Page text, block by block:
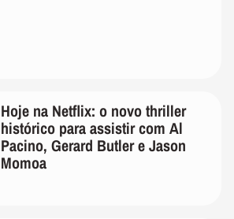
Hoje na Netflix: o novo thriller
histórico para assistir com Al
Pacino, Gerard Butler e Jason
Momoa